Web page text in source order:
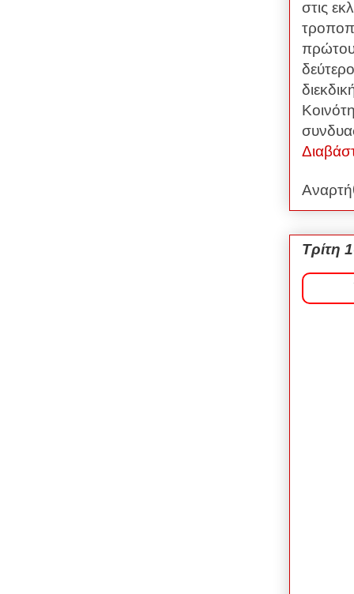
στις
Τρίτη